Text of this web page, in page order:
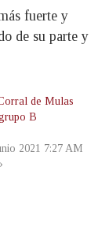
fuerte y
de su parte y
de Mulas
B
2021 7:27 AM